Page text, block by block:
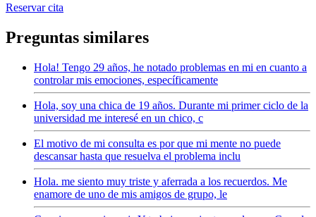
Reservar cita
Preguntas similares
Hola! Tengo 29 años, he notado problemas en mi en cuanto a
controlar mis emociones, específicamente
Hola, soy una chica de 19 años. Durante mi primer ciclo de la
universidad me interesé en un chico, c
El motivo de mi consulta es por que mi mente no puede
descansar hasta que resuelva el problema inclu
Hola. me siento muy triste y aferrada a los recuerdos. Me
enamore de uno de mis amigos de grupo, le